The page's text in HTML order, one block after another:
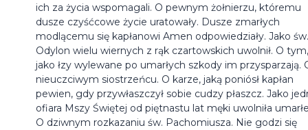
ich za życia wspomagali. O pewnym żołnierzu, któremu
dusze czyśćcowe życie uratowały. Dusze zmarłych
modlącemu się kapłanowi Amen odpowiedziały. Jako św.
Odylon wielu wiernych z rąk czartowskich uwolnił. O tym,
jako łzy wylewane po umarłych szkody im przysparzają.
nieuczciwym siostrzeńcu. O karze, jaką poniósł kapłan
pewien, gdy przywłaszczył sobie cudzy płaszcz. Jako
ofiara Mszy Świętej od piętnastu lat męki uwolniła
O dziwnym rozkazaniu św. Pachomiusza. Nie godzi się